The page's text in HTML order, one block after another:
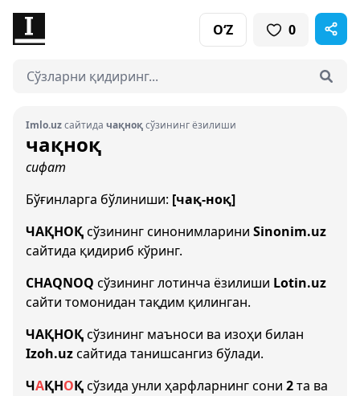
O‘Z 0
Imlo.uzсайтида чақноқсўзининг ёзилиши
чақноқ
сифат
Бўғинларга бўлиниши: [чақ-ноқ]
ЧАҚНОҚсўзининг синонимларини Sinonim.uz
сайтида қидириб кўринг.
CHAQNOQ сўзининг лотинча ёзилиши Lotin.uz
сайти томонидан тақдим қилинган.
ЧАҚНОҚсўзининг маъноси ва изоҳи билан
Izoh.uzсайтида танишсангиз бўлади.
ЧАҚНОҚсўзида унли ҳарфларнинг сони 2та ва